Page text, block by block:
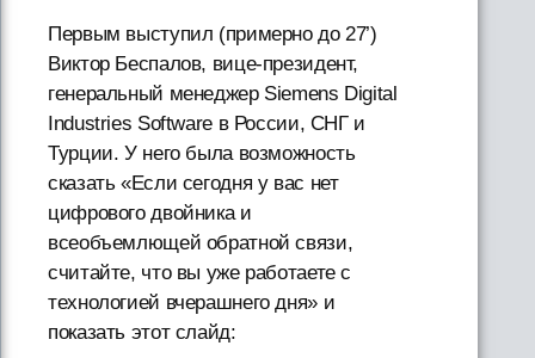
Первым выступил (примерно до 27’)
Виктор Беспалов, вице-президент,
генеральный менеджер Siemens Digital
Industries Software в России, СНГ и
Турции. У него была возможность
сказать «Если сегодня у вас нет
цифрового двойника и
всеобъемлющей обратной связи,
считайте, что вы уже работаете с
технологией вчерашнего дня» и
показать этот слайд: